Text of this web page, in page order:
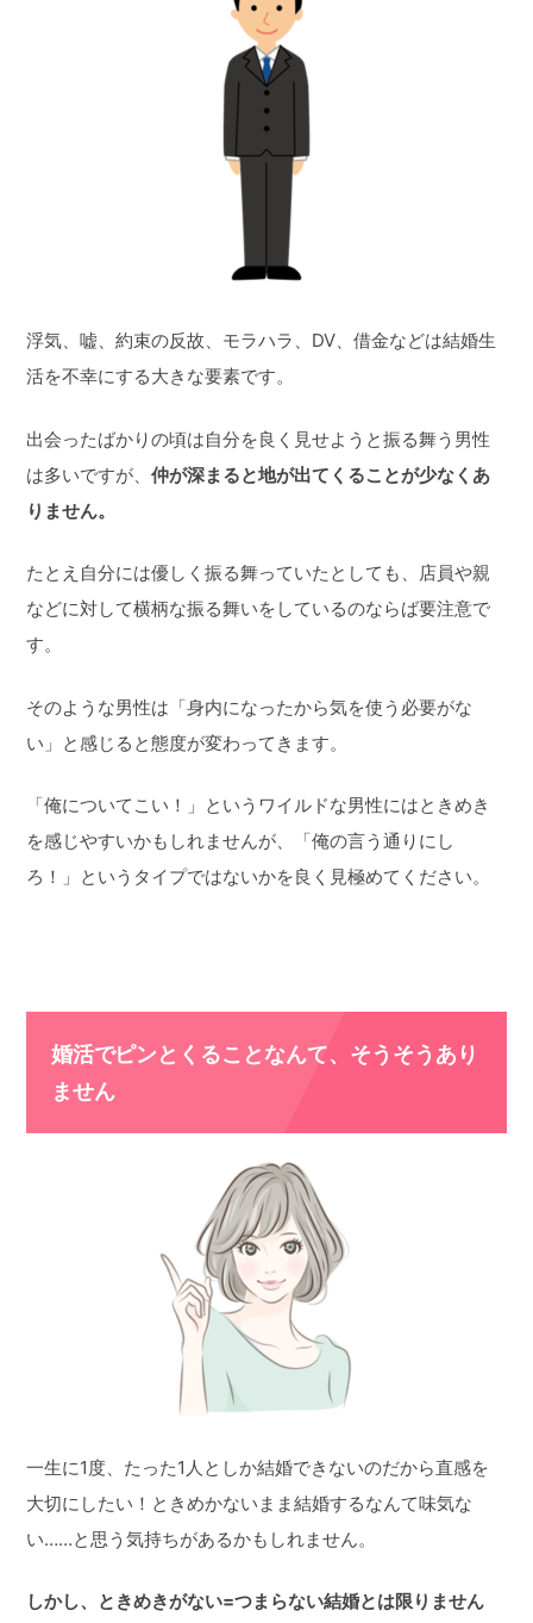
浮気、嘘、約束の反故、モラハラ、DV、借金などは結婚生
活を不幸にする大きな要素です。
出会ったばかりの頃は自分を良く見せようと振る舞う男性
は多いですが、仲が深まると地が出てくることが少なくあ
りません。
たとえ自分には優しく振る舞っていたとしても、店員や親
などに対して横柄な振る舞いをしているのならば要注意で
す。
そのような男性は「身内になったから気を使う必要がな
い」と感じると態度が変わってきます。
「俺についてこい！」というワイルドな男性にはときめき
を感じやすいかもしれませんが、「俺の言う通りにし
ろ！」というタイプではないかを良く見極めてください。
婚活でピンとくることなんて、そうそうあり
ません
一生に1度、たった1人としか結婚できないのだから直感を
大切にしたい！ときめかないまま結婚するなんて味気な
い……と思う気持ちがあるかもしれません。
しかし、ときめきがない=つまらない結婚とは限りません